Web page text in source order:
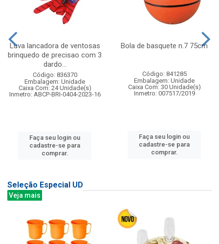
Luva lancadora de ventosas
brinquedo de precisao com 3
dardo...
Código: 836370
Embalagem: Unidade
Caixa Com: 24 Unidade(s)
Inmetro: ABCP-BRI-0404-2023-16
Faça seu login ou
cadastre-se para
comprar.
Bola de basquete n.7 75cm
Código: 841285
Embalagem: Unidade
Caixa Com: 30 Unidade(s)
Inmetro: 007517/2019
Faça seu login ou
cadastre-se para
comprar.
Seleção Especial UD
Veja mais